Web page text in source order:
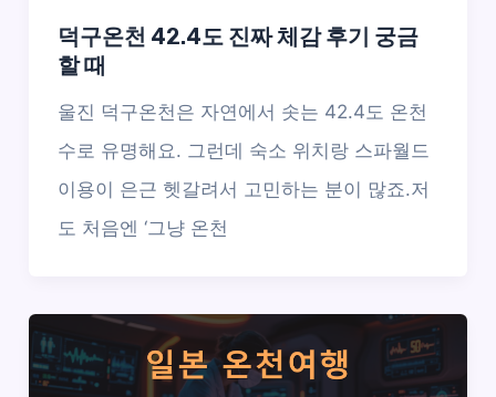
덕구온천 42.4도 진짜 체감 후기 궁금
할 때
울진 덕구온천은 자연에서 솟는 42.4도 온천
수로 유명해요. 그런데 숙소 위치랑 스파월드
이용이 은근 헷갈려서 고민하는 분이 많죠.저
도 처음엔 ‘그냥 온천